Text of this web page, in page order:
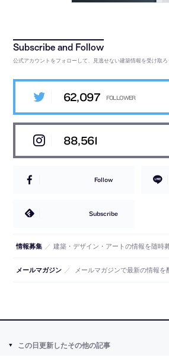
公式アカウントをフォローして、見逃せない建築情報を受け取ろ
62,097
88,561
Follow
Subscribe
情報募集 ／ 建築・デザイン・アートの情報を随時
メールマガジン ／ メールマガジンで最新の情報を
この日更新したその他の記事